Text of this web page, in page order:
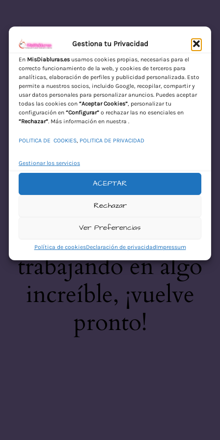
Gestiona tu Privacidad
En MisDiabluras.esusamos cookies propias, necesarias para el
correcto funcionamiento de la web, y cookies de terceros para
analíticas, elaboración de perfiles y publicidad personalizada. Esto
permite a nuestros socios, incluido Google, recopilar, compartir y
usar datos personales para personalizar anuncios. Puedes aceptar
todas las cookies con “Aceptar Cookies”, personalizar tu
configuración en “Configurar”o rechazar las no esenciales en
“Rechazar”. Más información en nuestra .
POLITICA DE COOKIES, POLITICA DE PRIVACIDAD
Gestionar los servicios
ACEPTAR
Rechazar
Ver Preferencias
Política de cookiesDeclaración de privacidadImpressum
MisDiabluras | Sexshop Online con Envío
Discreto en España
Acceder
¡Disculpa este
desastre! Estamos
trabajando en algo
increíble, ¡vuelve
pronto!